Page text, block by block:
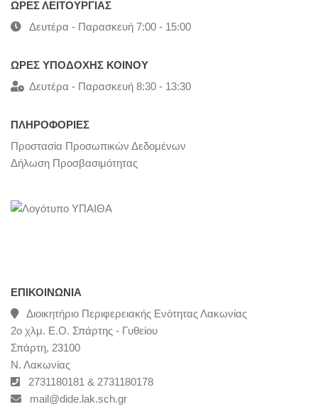
ΩΡΕΣ ΛΕΙΤΟΥΡΓΙΑΣ
Δευτέρα - Παρασκευή 7:00 - 15:00
ΩΡΕΣ ΥΠΟΔΟΧΗΣ ΚΟΙΝΟΥ
Δευτέρα - Παρασκευή 8:30 - 13:30
ΠΛΗΡΟΦΟΡΙΕΣ
Προστασία Προσωπικών Δεδομένων
Δήλωση Προσβασιμότητας
ΕΠΙΚΟΙΝΩΝΊΑ
Διοικητήριο Περιφερειακής Ενότητας Λακωνίας
2ο χλμ. Ε.Ο. Σπάρτης - Γυθείου
Σπάρτη, 23100
Ν. Λακωνίας
2731180181 & 2731180178
mail@dide.lak.sch.gr